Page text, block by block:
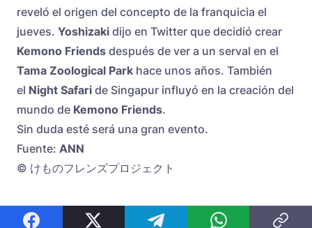
reveló el origen del concepto de la franquicia el
jueves. Yoshizaki dijo en Twitter que decidió crear
Kemono Friends después de ver a un serval en el
Tama Zoological Park hace unos años. También
el Night Safari de Singapur influyó en la creación del
mundo de Kemono Friends.
Sin duda esté será una gran evento.
Fuente: ANN
© けものフレンズプロジェクト